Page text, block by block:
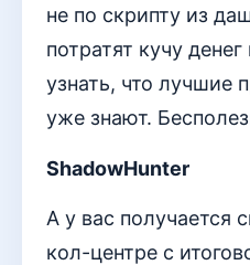
не по скрипту из
потратят кучу
узнать, что лучшие
уже знают.
ShadowHunter
А у вас получается
кол-центре с